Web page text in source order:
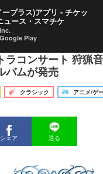
インで開催された『
ラコンサート 狩猟
バムが発売
クラシック
アニメ/ゲ
シェア 送る
ープラス)アプリ - チケッ
ュース・スマチケ
Play